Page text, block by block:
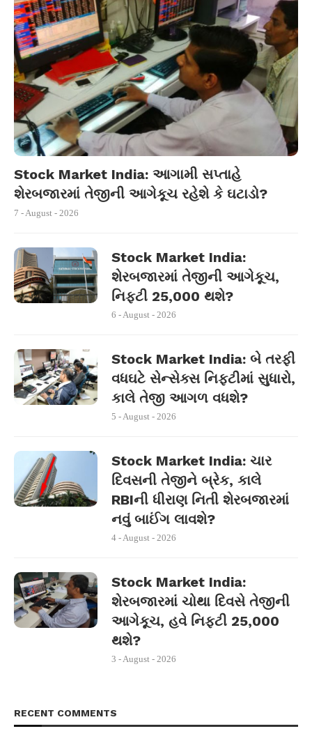
Stock Market India: આગામી સપ્તાહે
શેરબજારમાં તેજીની આગેકૂચ રહેશે કે ઘટાડો?
7 - August - 2026
Stock Market India:
શેરબજારમાં તેજીની આગેકૂચ,
નિફ્ટી 25,000 થશે?
6 - August - 2026
Stock Market India: બે તરફી
વધઘટે સેન્સેક્સ નિફ્ટીમાં સુધારો,
કાલે તેજી આગળ વધશે?
5 - August - 2026
Stock Market India: ચાર
દિવસની તેજીને બ્રેક, કાલે
RBIની ધીરાણ નિતી શેરબજારમાં
નવું બાઈંગ લાવશે?
4 - August - 2026
Stock Market India:
શેરબજારમાં ચોથા દિવસે તેજીની
આગેકૂચ, હવે નિફ્ટી 25,000
થશે?
3 - August - 2026
RECENT COMMENTS